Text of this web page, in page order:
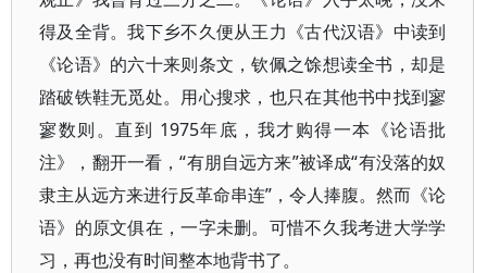
得及全背。我下乡不久便从王力《古代汉语》中读到
《论语》的六十来则条文，钦佩之馀想读全书，却是
踏破铁鞋无觅处。用心搜求，也只在其他书中找到寥
寥数则。直到 1975年底，我才购得一本《论语批
注》，翻开一看，“有朋自远方来”被译成“有没落的奴
隶主从远方来进行反革命串连”，令人捧腹。然而《论
语》的原文俱在，一字未删。可惜不久我考进大学学
习，再也没有时间整本地背书了。